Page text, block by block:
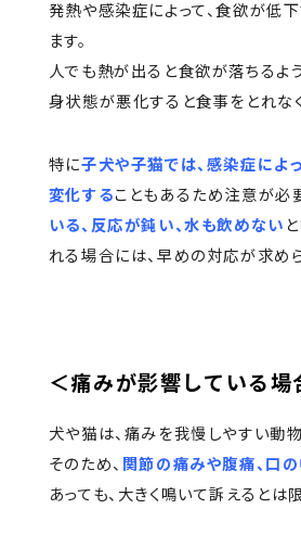
発熱や感染症によって、食欲が低
ます。
人でも熱が出ると食欲が落ちるよ
身状態が悪化すると食事をとれなく
特に子犬や子猫では、感染症によ
変化することもあるため注意が必
いる、反応が鈍い、水も飲めない
れる場合には、早めの対応が求めら
＜痛みが影響している場
犬や猫は、痛みを我慢しやすい動物
そのため、 関節の痛みや腹痛、口
あっても、大きく鳴いて訴えるとは